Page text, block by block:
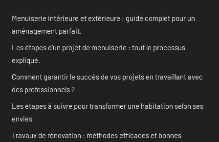
Menuiserie intérieure et extérieure : guide complet pour un
aménagement parfait.
Les étapes d’un projet de menuiserie : tout le processus
expliqué.
Comment garantir le succès de vos projets en travaillant avec
des professionnels ?
Les étapes à suivre pour transformer une habitation selon ses
envies
Travaux de rénovation : méthodes efficaces et bonnes